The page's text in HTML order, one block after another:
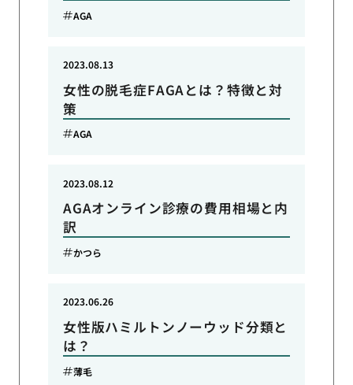
AGA
女性の脱毛症FAGAとは？特徴と対
策
2023.08.13
AGA
AGAオンライン診療の費用相場と内
訳
2023.08.12
かつら
女性版ハミルトンノーウッド分類と
は？
2023.06.26
薄毛